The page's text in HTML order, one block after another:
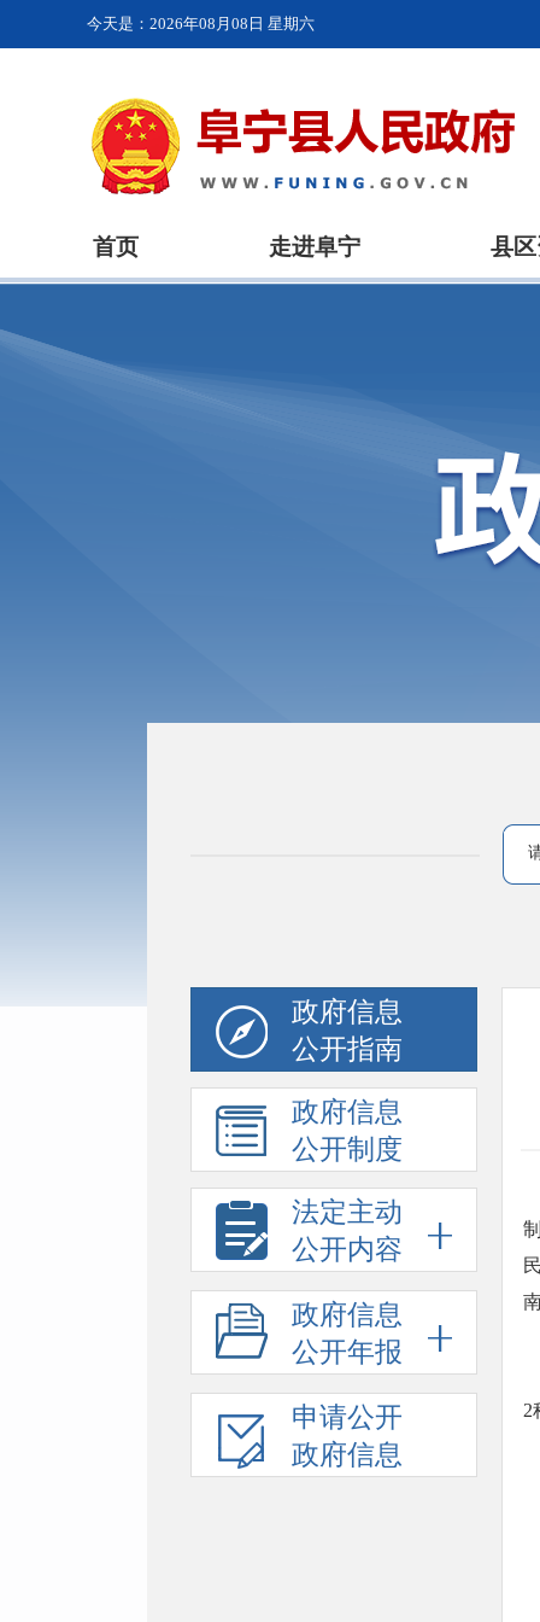
今天是： 2026年08月08日 星期六
首页 走进阜宁 县
政府信息
公开指南
政府信息
公开制度
法定主动
公开内容
政府信息
公开年报
申请公开
政府信息
2